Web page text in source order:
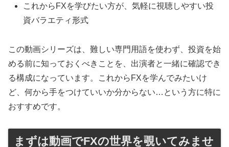
これからFXを学びたい方が、気軽に視聴しやすい投
資バラエティ形式
この動画シリーズは、難しい専門用語を使わず、投資を始
める前に知っておくべきことを、出演者と一緒に確認でき
る構成になっています。これからFXを学んでみたいけ
ど、何から手をつけていいか分からない…という方に特に
おすすめです。
まずは動画でFXの世界を覗いてみませ